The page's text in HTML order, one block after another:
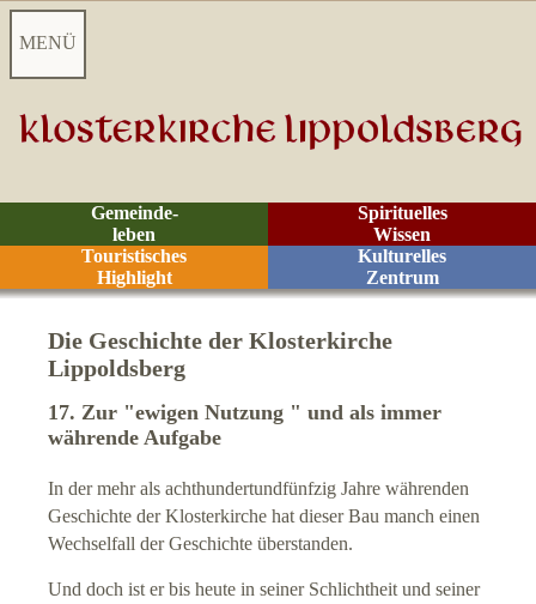
MENÜ
Startseite
Videoarchiv
Kontakt
Besucher-Informationen
Besucherzentrum
Anreise
Spirituelles
Wissen
Gemeinde-
leben
Kulturelles
Zentrum
Touristisches
Highlight
Die Geschichte der Klosterkirche
Lippoldsberg
17. Zur "ewigen Nutzung " und als immer
währende Aufgabe
In der mehr als achthundertundfünfzig Jahre währenden
Geschichte der Klosterkirche hat dieser Bau manch einen
Wechselfall der Geschichte überstanden.
Und doch ist er bis heute in seiner Schlichtheit und seiner